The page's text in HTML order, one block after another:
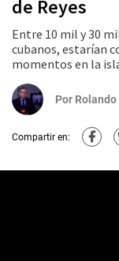
de Reyes
Entre 10 mil y 30
cubanos, estarían
momentos en la
Por
Compartir en: